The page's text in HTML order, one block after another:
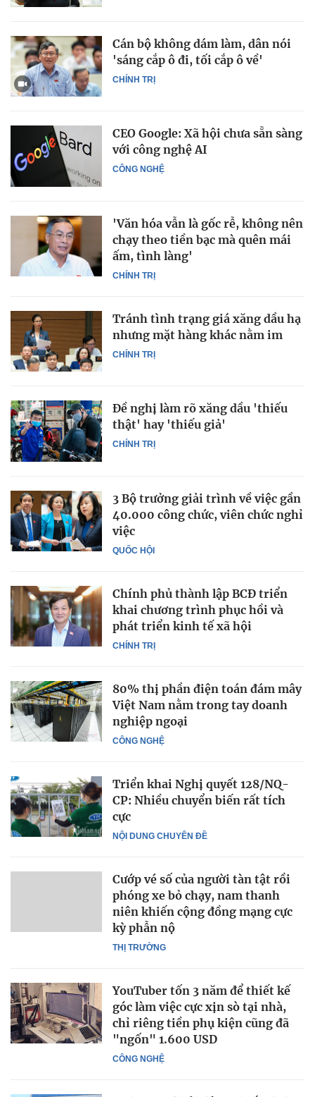
CHÍNH TRỊ
Cán bộ không dám làm, dân nói
'sáng cắp ô đi, tối cắp ô về'
CÔNG NGHỆ
CEO Google: Xã hội chưa sẵn sàng
với công nghệ AI
CHÍNH TRỊ
'Văn hóa vẫn là gốc rễ, không nên
chạy theo tiền bạc mà quên mái
ấm, tình làng'
CHÍNH TRỊ
Tránh tình trạng giá xăng dầu hạ
nhưng mặt hàng khác nằm im
CHÍNH TRỊ
Đề nghị làm rõ xăng dầu 'thiếu
thật' hay 'thiếu giả'
QUỐC HỘI
3 Bộ trưởng giải trình về việc gần
40.000 công chức, viên chức nghỉ
việc
CHÍNH TRỊ
Chính phủ thành lập BCĐ triển
khai chương trình phục hồi và
phát triển kinh tế xã hội
CÔNG NGHỆ
80% thị phần điện toán đám mây
Việt Nam nằm trong tay doanh
nghiệp ngoại
NỘI DUNG CHUYÊN ĐỀ
Triển khai Nghị quyết 128/NQ-
CP: Nhiều chuyển biến rất tích
cực
THỊ TRƯỜNG
Cướp vé số của người tàn tật rồi
phóng xe bỏ chạy, nam thanh
niên khiến cộng đồng mạng cực
kỳ phẫn nộ
CÔNG NGHỆ
YouTuber tốn 3 năm để thiết kế
góc làm việc cực xịn sò tại nhà,
chỉ riêng tiền phụ kiện cũng đã
"ngốn" 1.600 USD